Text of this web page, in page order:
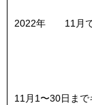
2022年 11月で
11月1〜30日ま